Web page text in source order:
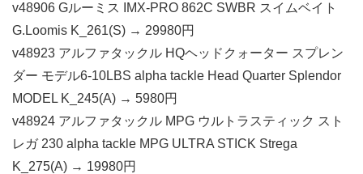
v48906 Gルーミス IMX-PRO 862C SWBR スイムベイト
G.Loomis K_261(S) → 29980円
v48923 アルファタックル HQヘッドクォーター スプレン
ダー モデル6-10LBS alpha tackle Head Quarter Splendor
MODEL K_245(A) → 5980円
v48924 アルファタックル MPG ウルトラスティック スト
レガ 230 alpha tackle MPG ULTRA STICK Strega
K_275(A) → 19980円